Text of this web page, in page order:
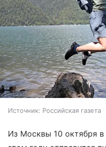
Источник: Российская газета
Из Москвы 10 октября